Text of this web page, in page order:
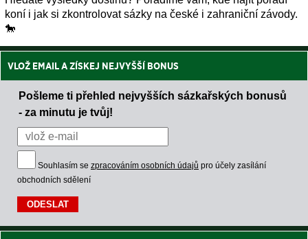
koní i jak si zkontrolovat sázky na české i zahraniční závody.
🐎
VLOŽ EMAIL A ZÍSKEJ NEJVYŠŠÍ BONUS
Pošleme ti přehled nejvyšších sázkařských bonusů
- za minutu je tvůj!
Souhlasím se zpracováním osobních údajů pro účely zasílání
obchodních sdělení